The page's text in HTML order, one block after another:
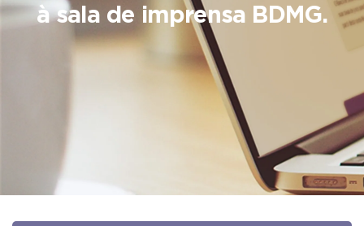
à sala de imprensa BDMG.